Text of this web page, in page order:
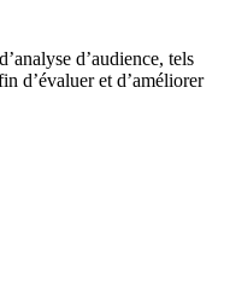
d’audience, tels
d’évaluer et d’améliorer